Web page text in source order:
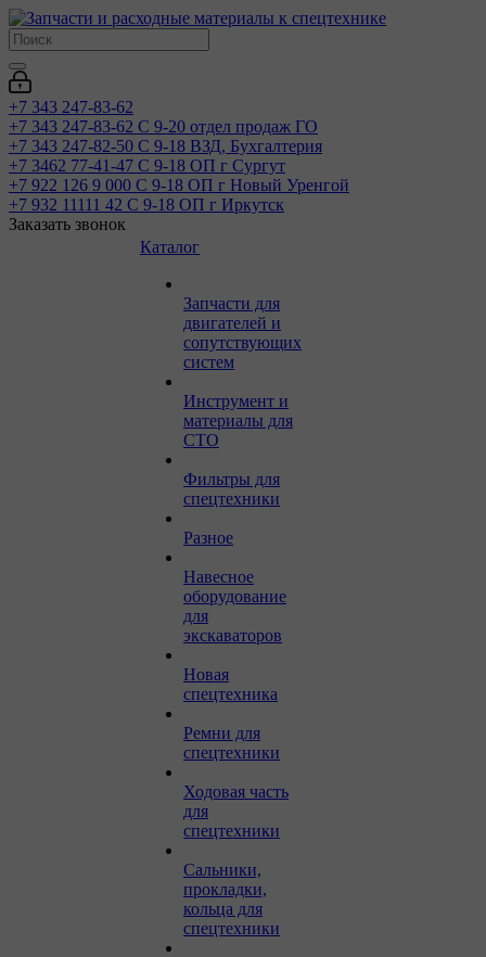
+7 343 247-83-62
+7 343 247-83-62 С 9-20 отдел продаж ГО
+7 343 247-82-50 С 9-18 ВЗД, Бухгалтерия
+7 3462 77-41-47 С 9-18 ОП г Сургут
+7 922 126 9 000 С 9-18 ОП г Новый Уренгой
+7 932 11111 42 С 9-18 ОП г Иркутск
Заказать звонок
Каталог
Запчасти для
двигателей и
сопутствующих
систем
Инструмент и
материалы для
СТО
Фильтры для
спецтехники
Разное
Навесное
оборудование
для
экскаваторов
Новая
спецтехника
Ремни для
спецтехники
Ходовая часть
для
спецтехники
Сальники,
прокладки,
кольца для
спецтехники